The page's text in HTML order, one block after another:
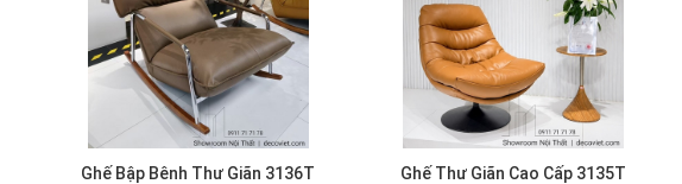
Ghế Bập Bênh Thư Giãn 3136T
Ghế Thư Giãn Cao Cấp 3135T